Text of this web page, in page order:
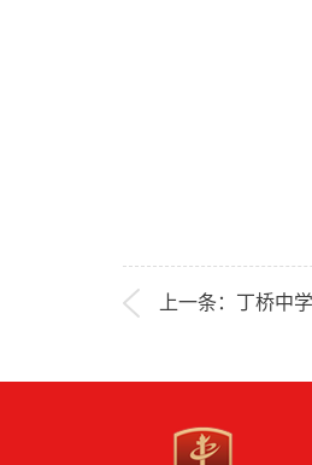
上一条：丁桥中